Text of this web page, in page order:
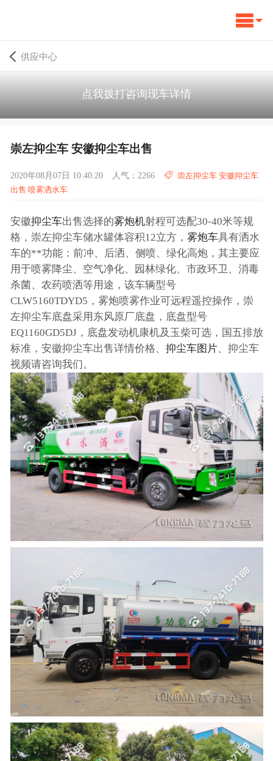
供应中心
点我拨打咨询现车详情
崇左抑尘车 安徽抑尘车出售
2020年08月07日 10:40:20 人气：2266
崇左抑尘车 安徽抑尘车
出售 喷雾洒水车
安徽抑尘车出售选择的雾炮机射程可选配30-40米等规
格，崇左抑尘车储水罐体容积12立方， 雾炮车具有洒水
车的**功能：前冲、后洒、侧喷、绿化高炮，其主要应
用于喷雾降尘、空气净化、园林绿化、市政环卫、消毒
杀菌、农药喷洒等用途，该车辆型号
CLW5160TDYD5，雾炮喷雾作业可远程遥控操作，崇
左抑尘车底盘采用东风原厂底盘，底盘型号
EQ1160GD5DJ，底盘发动机康机及玉柴可选，国五排放
标准，安徽抑尘车出售详情价格、 抑尘车图片、抑尘车
视频请咨询我们。